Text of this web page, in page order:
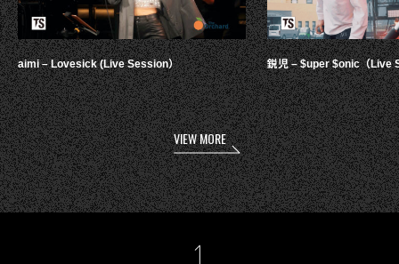
aimi – Lovesick (Live Session） 鋭児 – $uper $onic（Live
VIEW MORE